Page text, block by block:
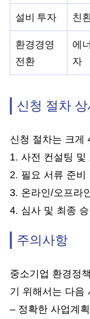
설비 투자 친
환경경영
전환
에
자
신청 절차 상
신청 절차는 크게
1. 사전 컨설팅 및
2. 필요 서류 준비
3. 온라인/오프라
4. 심사 및 최종 승
주의사항
중소기업 환경정
기 위해서는 다음
– 정확한 사업계